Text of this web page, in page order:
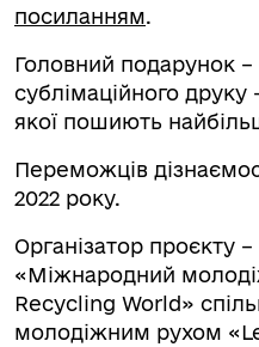
посиланням.
Головний подарунок
сублімаційного
якої пошиють
Переможців
2022 року.
Організатор проєкту
«Міжнародний
Recycling World»
молодіжним рухом